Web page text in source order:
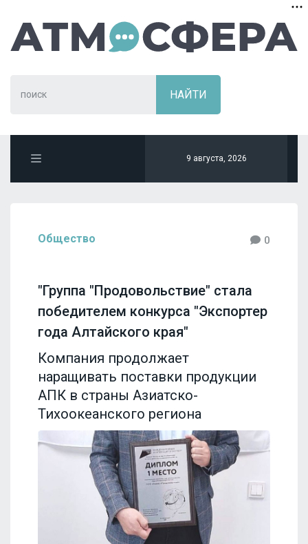
9 августа, 2026
Общество 0
"Группа "Продовольствие" стала
победителем конкурса "Экспортер
года Алтайского края"
Компания продолжает
наращивать поставки продукции
АПК в страны Азиатско-
Тихоокеанского региона